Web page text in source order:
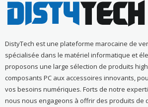
DistyTech est une plateforme marocaine de
spécialisée dans le matériel informatique et
proposons une large sélection de produits
composants PC aux accessoires innovants,
vos besoins numériques. Forts de notre
nous nous engageons à offrir des produits de